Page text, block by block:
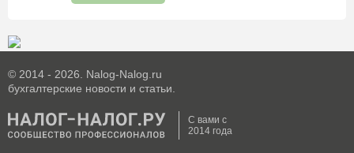
© 2014 - 2026. Nalog-Nalog.ru
бухгалтерские новости и статьи.
С вами с
2014 года